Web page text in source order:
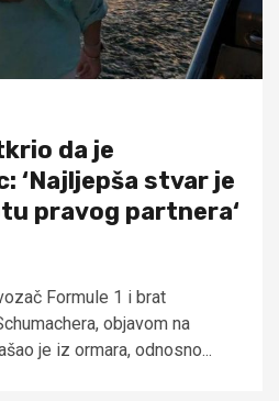
da je
‘Najljepša stvar je
pravog partnera‘
Formule 1 i brat
objavom na
je iz ormara, odnosno...